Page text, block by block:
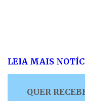
LEIA MAIS
QUER